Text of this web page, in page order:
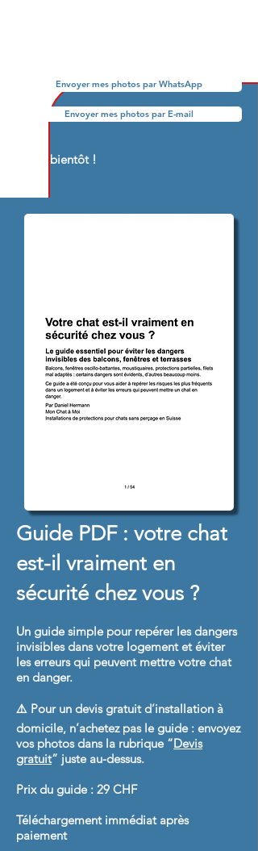
Envoyer mes photos par WhatsApp
Envoyer mes photos par E-mail
À très bientôt !
Guide PDF : votre chat
est-il vraiment en
sécurité chez vous ?
Un guide simple pour repérer les dangers
invisibles dans votre logement et éviter
les erreurs qui peuvent mettre votre chat
en danger.
⚠️ Pour un devis gratuit d’installation à
domicile, n’achetez pas le guide : envoyez
vos photos dans la rubrique “Devis
gratuit” juste au-dessus.
Prix du guide : 29 CHF
Téléchargement immédiat après
paiement